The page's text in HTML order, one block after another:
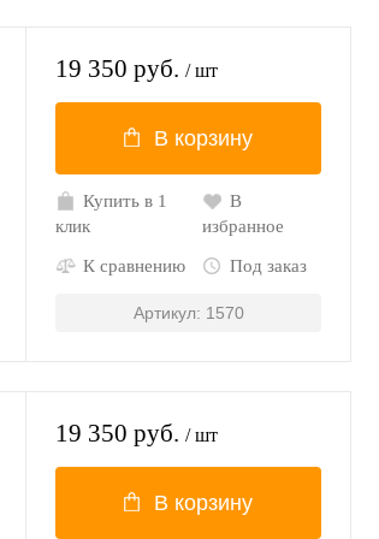
19 350 руб. / шт
В корзину
Купить в 1
клик
В
избранное
К сравнению Под заказ
Артикул: 1570
19 350 руб. / шт
В корзину